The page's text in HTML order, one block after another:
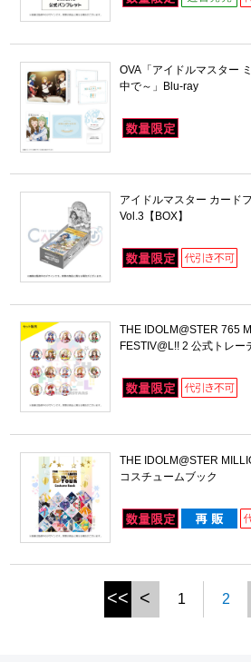
OVA「アイドルマスター
中で～」Blu-ray
アイドルマスター カード
Vol.3【BOX】
THE IDOLM@STER 765
FESTIV@L!! 2 公式トレ
THE IDOLM@STER
コスチュームブック
<< < 1 2